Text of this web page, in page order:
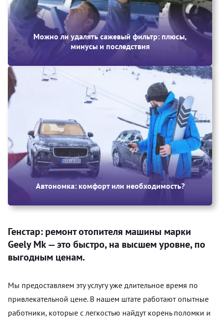
Можно ли удалять сажевый фильтр: плюсы,
минусы и последствия
Автономка: комфорт или необходимость?
Генстар: ремонт отопителя машины марки
Geely Mk — это быстро, на высшем уровне, по
выгодным ценам.
Мы предоставляем эту услугу уже длительное время по
привлекательной цене. В нашем штате работают опытные
работники, которые с легкостью найдут корень поломки и